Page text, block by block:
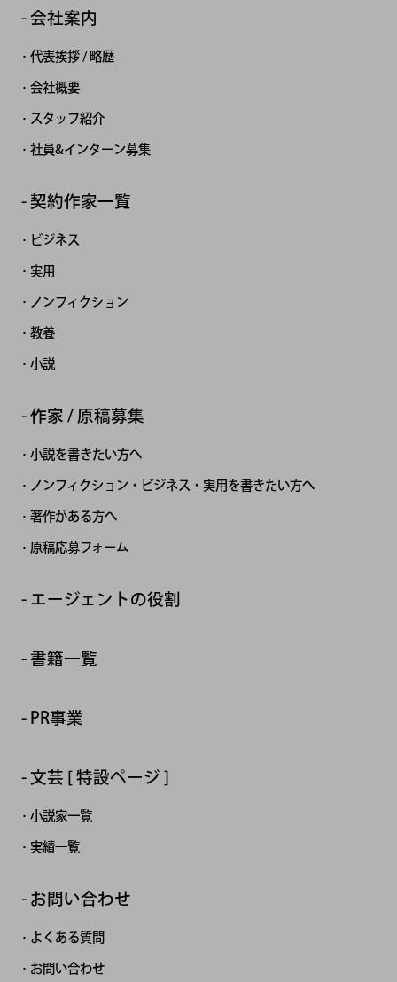
会社案内
代表挨拶 / 略歴
会社概要
スタッフ紹介
社員&インターン募集
契約作家一覧
ビジネス
実用
ノンフィクション
教養
小説
作家 / 原稿募集
小説を書きたい方へ
ノンフィクション・ビジネス・実用を書きたい方へ
著作がある方へ
原稿応募フォーム
エージェントの役割
書籍一覧
PR事業
文芸 [ 特設ページ ]
小説家一覧
実績一覧
お問い合わせ
よくある質問
お問い合わせ